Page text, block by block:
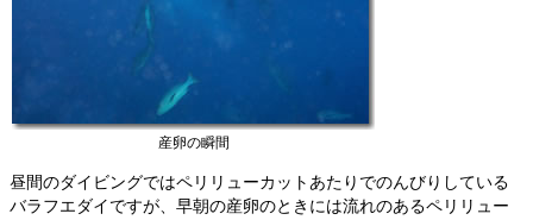
産卵の瞬間
昼間のダイビングではペリリューカットあたりでのんびりしている
バラフエダイですが、早朝の産卵のときには流れのあるペリリュー